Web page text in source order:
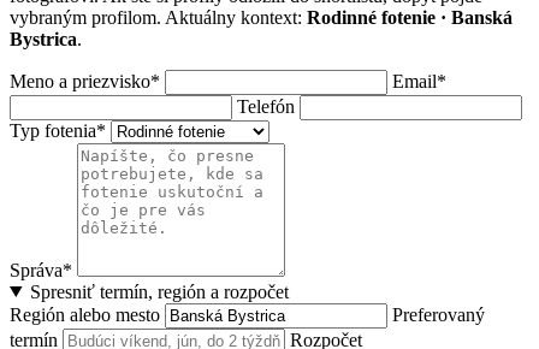
vybraným profilom. Aktuálny kontext: Rodinné fotenie · Banská
Bystrica.
Meno a priezvisko*
Email*
Telefón
Typ fotenia*
Správa*
Spresniť termín, región a rozpočet
Región alebo mesto
Preferovaný
termín
Rozpočet